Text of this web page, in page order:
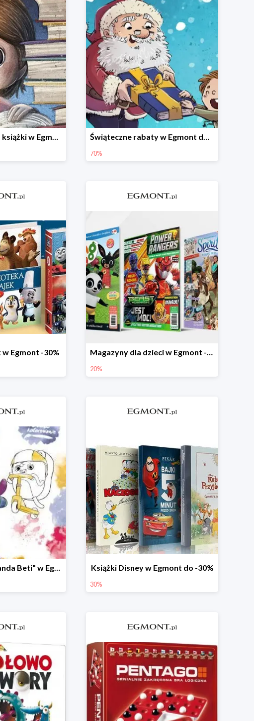
Zaczytana zima - książki w Egmont -30% Świąteczne rabaty w Egmont do -70%
70%
Egmont -30% Magazyny dla dzieci w Egmont -20%
20%
Książki z serii "Banda Beti" w Egmont do -25% Książki Disney w Egmont do -30%
30%